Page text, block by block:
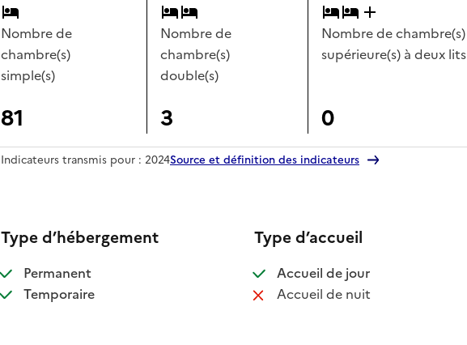
Nombre de
chambre(s)
simple(s)
81
Nombre de
chambre(s)
double(s)
3
Nombre de chambre(s)
supérieure(s) à deux lits
0
Indicateurs transmis pour : 2024Source et définition des indicateurs
Type d’hébergement
Permanent: disponible
Temporaire: disponible
Type d’accueil
Accueil de jour: disponible
Accueil de nuit: non disponible